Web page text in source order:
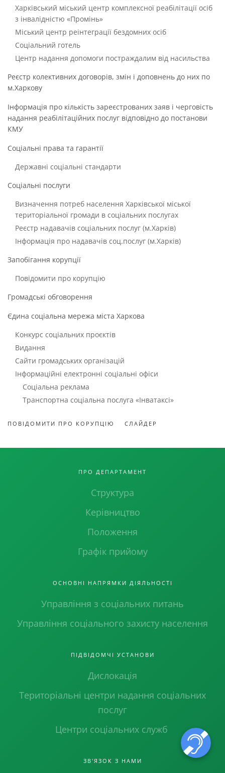
Харківський міський центр комплексної реабілітації осіб
з інвалідністю «Промінь»
Міський центр реінтеграції бездомних осіб
Соціальний готель
Центр надання допомоги постраждалим від насильства
Реєстр колективних договорів, змін і доповнень до них по
м.Харкову
Інформація про кількість зареєстрованих заяв і черговість
надання реабілітаційних послуг відповідно до постанови
КМУ
Соціальні права та гарантії
Державні соціальні стандарти
Соціальні послуги
Визначення потреб населення Харківської міської
територіальної громади в соціальних послугах
Реєстр надавачів соціальних послуг (м.Харків)
Інформація про надавачів соц.послуг (м.Харків)
Запобігання корупції
Повідомити про корупцію
Громадські обговорення
Єдина соціальна мережа міста Харкова
Конкурс соціальних проєктів
Видання
Сайти громадських організацій
Інформаційні електронні соціальні офіси
Соціальна реклама
Транспортна соціальна послуга «Інватаксі»
ПОВІДОМИТИ ПРО КОРУПЦІЮ СЛАЙДЕР
ПРО ДЕПАРТАМЕНТ
Структура
Керівництво
Положення
Графік прийому
ОСНОВНІ НАПРЯМКИ ДІЯЛЬНОСТІ
Управління з соціальних питань
Управління соціального захисту населення
ПІДВІДОМЧІ УСТАНОВИ
Дислокація
Територіальні центри надання соціальних
послуг
Центри соціальних служб
ЗВ'ЯЗОК З НАМИ